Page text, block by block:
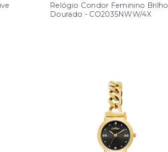
Relógio Condor Feminino Brilho
Dourado - CO2035NWW/4X